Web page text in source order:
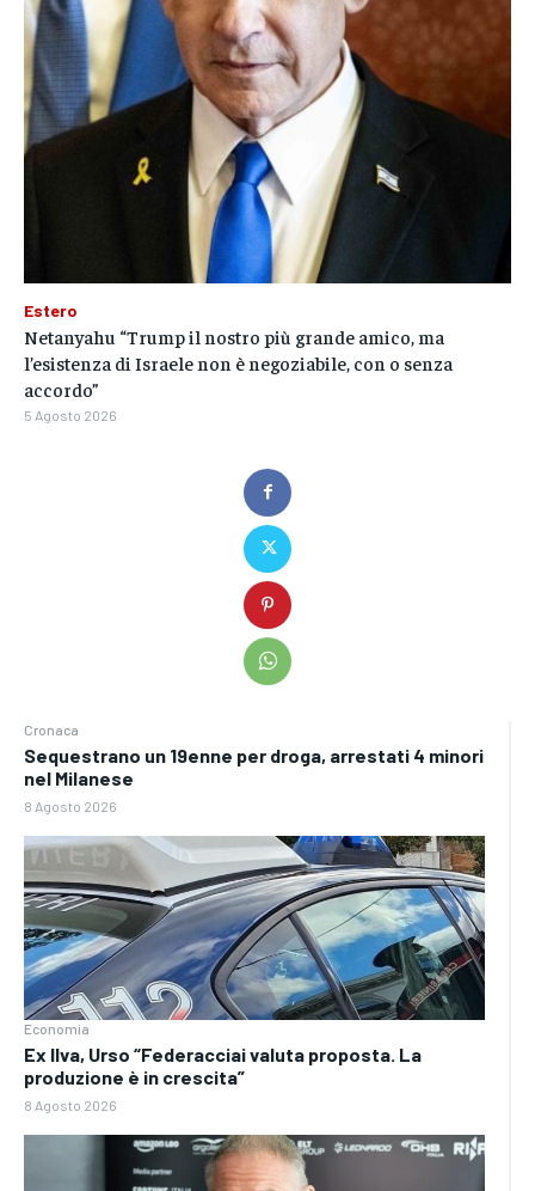
Cronaca
Sequestrano un 19enne per droga, arrestati 4 minori
nel Milanese
8 Agosto 2026
Economia
Ex Ilva, Urso “Federacciai valuta proposta. La
produzione è in crescita”
8 Agosto 2026
Estero
Netanyahu “Trump il nostro più grande amico, ma
l’esistenza di Israele non è negoziabile, con o senza
accordo”
5 Agosto 2026